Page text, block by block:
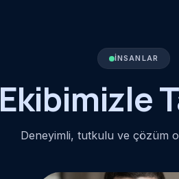
İNSANLAR
Ekibimizle
Deneyimli, tutkulu ve çözüm